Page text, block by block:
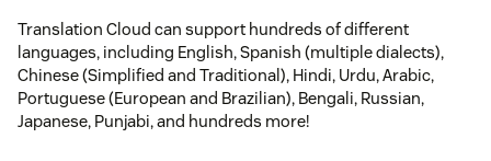
Translation Cloud can support hundreds of different
languages, including English, Spanish (multiple dialects),
Chinese (Simplified and Traditional), Hindi, Urdu, Arabic,
Portuguese (European and Brazilian), Bengali, Russian,
Japanese, Punjabi, and hundreds more!